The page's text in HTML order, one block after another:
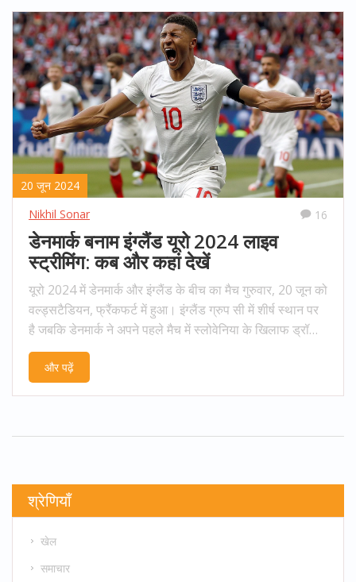
20 जून 2024
Nikhil Sonar
16
डेनमार्क बनाम इंग्लैंड यूरो 2024 लाइव
स्ट्रीमिंग: कब और कहां देखें
यूरो 2024 में डेनमार्क और इंग्लैंड के बीच का मैच गुरुवार, 20 जून को
वल्ड्सटैडियन, फ्रैंकफर्ट में हुआ। इंग्लैंड ग्रुप सी में शीर्ष स्थान पर
है जबकि डेनमार्क ने अपने पहले मैच में स्लोवेनिया के खिलाफ ड्रॉ
खेला। मैच का सीधा प्रसारण शाम 9:30 बजे IST पर होगा और इसे
Sony Sports Network और SonyLiv ऐप पर लाइव स्ट्रीम
और पढ़ें
श्रेणियाँ
खेल
समाचार